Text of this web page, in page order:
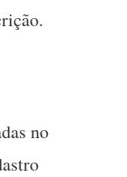
no